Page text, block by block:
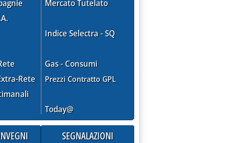
la verde'
Rete
Mercato Tutelato
Indice Selectra - SQ
Gas - Consumi
Prezzi Contratto GPL
Today@
SEGNALAZIONI